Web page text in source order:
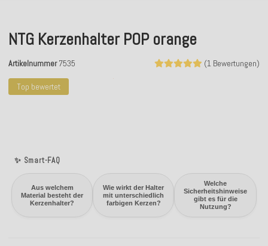
Top bewertet
✨ Smart-FAQ
Aus welchem
Material besteht der
Kerzenhalter?
Wie wirkt der Halter
mit unterschiedlich
farbigen Kerzen?
Welche
Sicherheitshinweise
gibt es für die
Nutzung?
NTG Kerzenhalter POP orange
(1 Bewertungen)
Artikelnummer 7535